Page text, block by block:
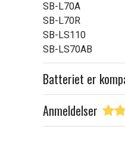
SB-L70A
SB-L70R
SB-LS110
SB-LS70AB
Batteriet er
Anmeldelser